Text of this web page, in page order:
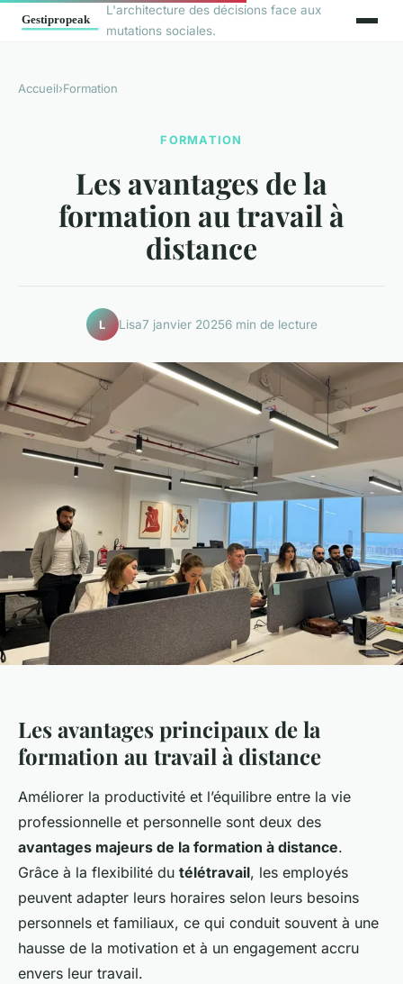
L'architecture des décisions face aux
mutations sociales.
Accueil›Formation
FORMATION
Les avantages de la
formation au travail à
distance
L Lisa7 janvier 20256 min de lecture
Les avantages principaux de la
formation au travail à distance
Améliorer la productivité et l’équilibre entre la vie
professionnelle et personnelle sont deux des
avantages majeurs de la formation à distance.
Grâce à la flexibilité du télétravail, les employés
peuvent adapter leurs horaires selon leurs besoins
personnels et familiaux, ce qui conduit souvent à une
hausse de la motivation et à un engagement accru
envers leur travail.